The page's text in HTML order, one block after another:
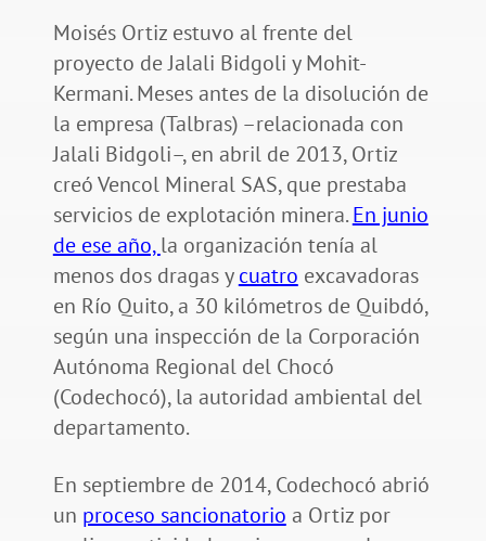
Moisés Ortiz estuvo al frente del
proyecto de Jalali Bidgoli y Mohit-
Kermani. Meses antes de la disolución de
la empresa (Talbras) –relacionada con
Jalali Bidgoli–, en abril de 2013, Ortiz
creó Vencol Mineral SAS, que prestaba
servicios de explotación minera.En junio
de ese año,la organización tenía al
menos dos dragas ycuatro excavadoras
en Río Quito, a 30 kilómetros de Quibdó,
según una inspección de la Corporación
Autónoma Regional del Chocó
(Codechocó), la autoridad ambiental del
departamento.
En septiembre de 2014, Codechocó abrió
un proceso sancionatorio a Ortiz por